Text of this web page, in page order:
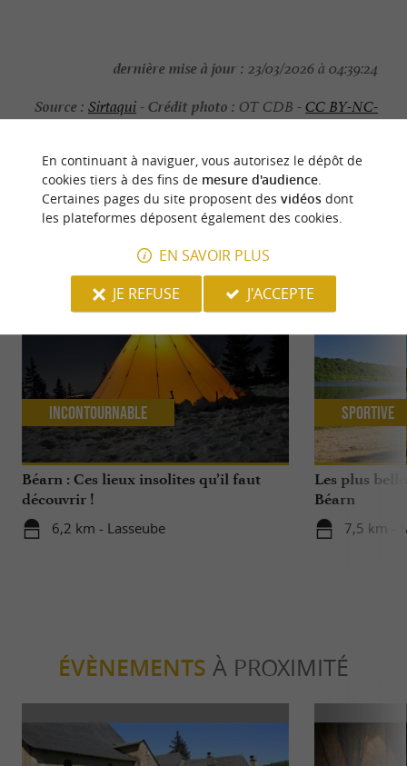
dernière mise à jour : 23/03/2026 à 04:39:24
Source : Sirtaqui-Crédit photo : OT CDB -CC BY-NC-
NOUS AVONS TESTÉPOUR VOUS
Béarn : Ces lieux insolites qu’il faut
découvrir !
6,2 km - Lasseube
Incontournable
Les plus
Béarn
7,5 km -
Sportive
ÉVÈNEMENTS À PROXIMITÉ
En continuant à naviguer, vous autorisez le dépôt de
cookies tiers à des fins de mesure d'audience.
Certaines pages du site proposent des vidéosdont
les plateformes déposent également des cookies.
EN SAVOIR PLUS
JE REFUSE
J'ACCEPTE